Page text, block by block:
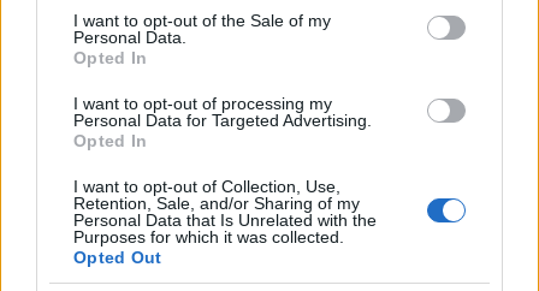
consent section.
I want to opt-out of the Sale of my
Personal Data.
Opted In
I want to opt-out of processing my
Personal Data for Targeted Advertising.
Opted In
I want to opt-out of Collection, Use,
Retention, Sale, and/or Sharing of my
Personal Data that Is Unrelated with the
Purposes for which it was collected.
Opted Out
17 éve
Szerintem a Zorbán alagutat ásott a zállamkincstár
helyzete... Valódi Arséne Lupin ez az ember,
komolyan. Még szerencse, hogy Fletó felügyelő
kordában tartja... különben ki tudja, hol lennénk